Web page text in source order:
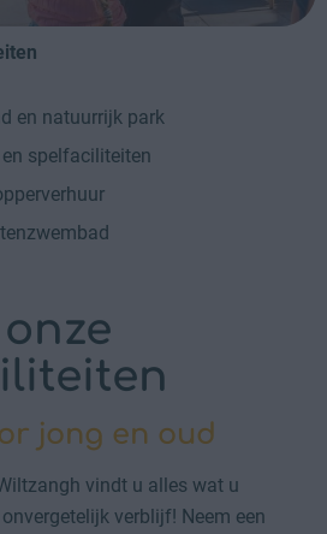
en natuurrijk park
spelfaciliteiten
jong en oud
vindt u alles wat u
verblijf! Neem een